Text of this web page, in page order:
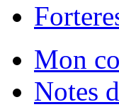
Mon
Notes